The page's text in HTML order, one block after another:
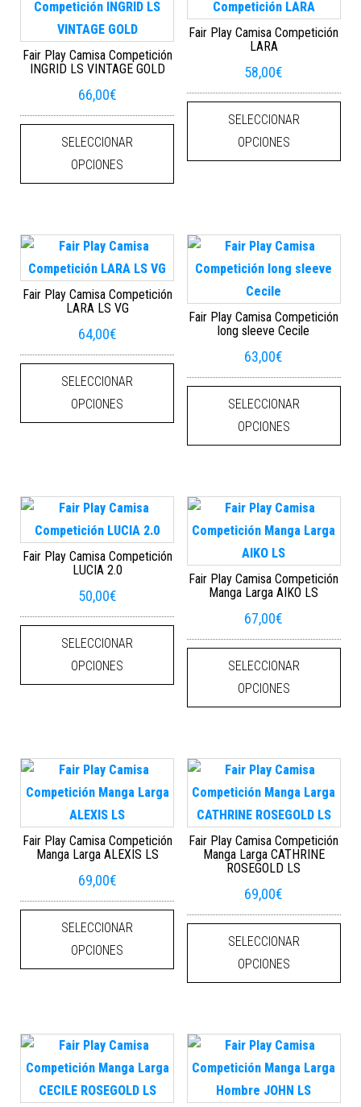
Fair Play Camisa Competición
INGRID LS VINTAGE GOLD
66,00€
SELECCIONAR
OPCIONES
Este producto tiene múltiples
Fair Play Camisa Competición
LARA
58,00€
SELECCIONAR
OPCIONES
Fair Play Camisa Competición
LARA LS VG
64,00€
SELECCIONAR
OPCIONES
Este producto tiene múltiples
Fair Play Camisa Competición
long sleeve Cecile
63,00€
SELECCIONAR
OPCIONES
Fair Play Camisa Competición
LUCIA 2.0
50,00€
SELECCIONAR
OPCIONES
Este producto tiene múltiples
Fair Play Camisa Competición
Manga Larga AIKO LS
67,00€
SELECCIONAR
OPCIONES
Fair Play Camisa Competición
Manga Larga ALEXIS LS
69,00€
SELECCIONAR
OPCIONES
Este producto tiene múltiples
Fair Play Camisa Competición
Manga Larga CATHRINE
ROSEGOLD LS
69,00€
SELECCIONAR
OPCIONES